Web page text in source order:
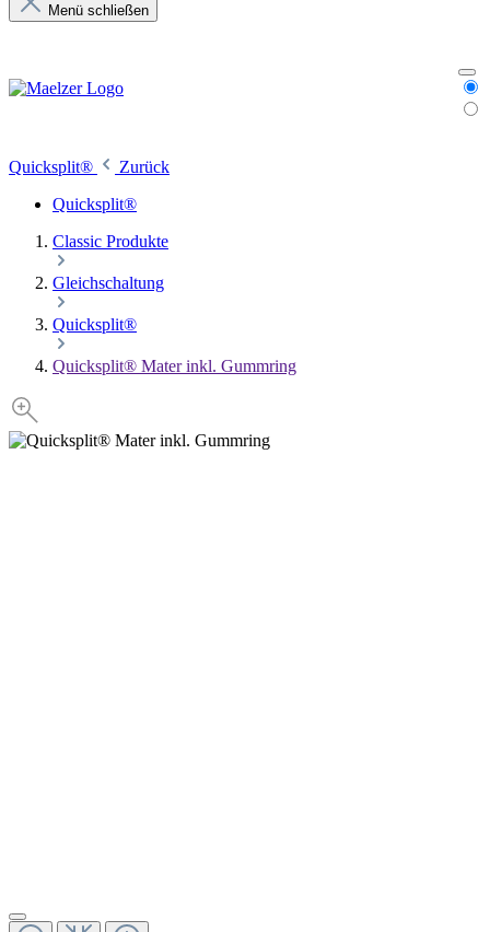
Menü schließen
Quicksplit®
Zurück
Quicksplit®
Classic Produkte
Gleichschaltung
Quicksplit®
Quicksplit® Mater inkl. Gummring